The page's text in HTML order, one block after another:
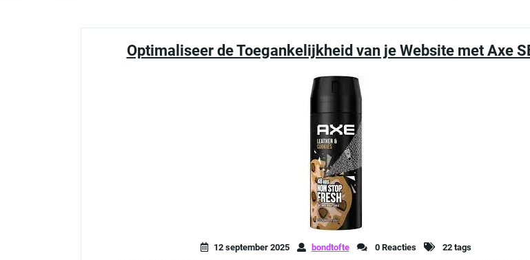
Optimaliseer de Toegankelijkheid van je Website met Axe
12 september 2025 bondtofte 0 Reacties 22 tags